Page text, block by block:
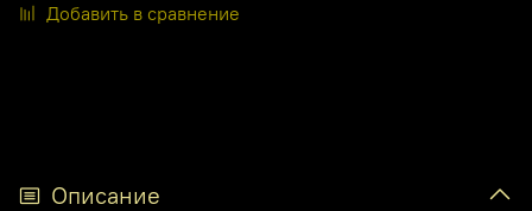
Добавить в сравнение
Описание